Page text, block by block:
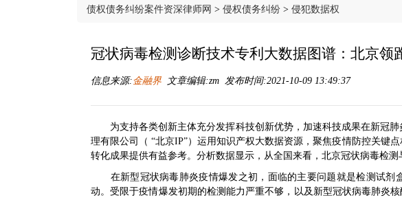
债权债务纠纷案件资深律师网 > 侵权债务纠纷 > 侵犯数据权
冠状病毒检测诊断技术专利大数据图谱：北京领
信息来源:金融界 文章编辑:zm 发布时间:2021-10-09 13:49:37
为支持各类创新主体充分发挥科技创新优势，加速科技成果在新冠
理有限公司（ “北京IP”）运用知识产权大数据资源，聚焦疫情防控关键点
转化成果提供有益参考。分析数据显示，从全国来看，北京冠状病毒检测
在新型冠状病毒肺炎疫情爆发之初，面临的主要问题就是检测试剂
动。受限于疫情爆发初期的检测能力严重不够，以及新型冠状病毒肺炎